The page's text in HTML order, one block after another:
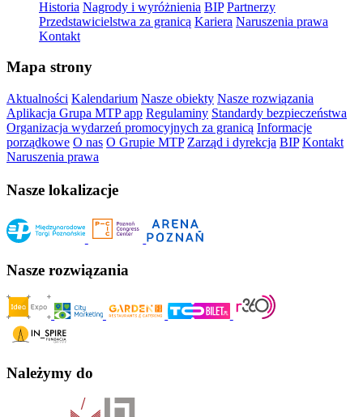
Historia Nagrody i wyróżnienia BIP Partnerzy
Przedstawicielstwa za granicą Kariera Naruszenia prawa
Kontakt
Mapa strony
Aktualności Kalendarium Nasze obiekty Nasze rozwiązania
Aplikacja Grupa MTP app Regulaminy Standardy bezpieczeństwa
Organizacja wydarzeń promocyjnych za granicą Informacje
porządkowe O nas O Grupie MTP Zarząd i dyrekcja BIP Kontakt
Naruszenia prawa
Nasze lokalizacje
Nasze rozwiązania
Należymy do